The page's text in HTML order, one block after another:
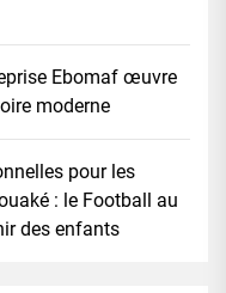
Ebomaf œuvre
moderne
pour les
: le Football au
des enfants